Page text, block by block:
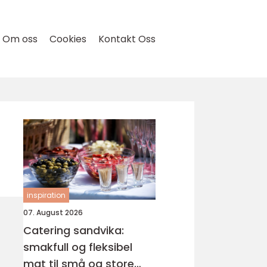
Om oss Cookies Kontakt Oss
inspiration
07. August 2026
Catering sandvika:
smakfull og fleksibel
mat til små og store